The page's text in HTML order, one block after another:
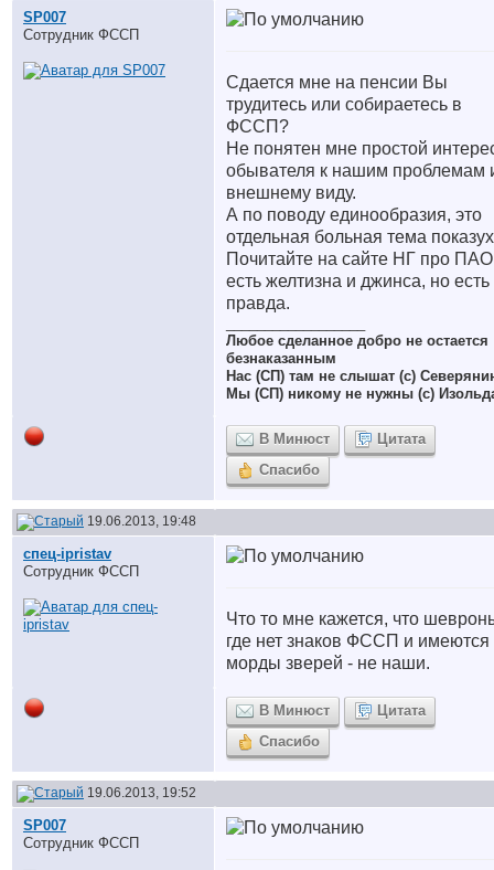
SP007
Сотрудник ФССП
Сдается мне на пенсии Вы
трудитесь или собираетесь в
ФССП?
Не понятен мне простой
обывателя к нашим проблемам
внешнему виду.
А по поводу единообразия, это
отдельная больная тема
Почитайте на сайте НГ про
есть желтизна и джинса, но есть
правда.
Любое сделанное добро не остается
безнаказанным
Нас (СП) там не слышат (с)
Мы (СП) никому не нужны (с)
В Минюст
Цитата
Спасибо
19.06.2013, 19:48
спец-ipristav
Сотрудник ФССП
Что то мне кажется, что
где нет знаков ФССП и имеются
морды зверей - не наши.
В Минюст
Цитата
Спасибо
19.06.2013, 19:52
SP007
Сотрудник ФССП